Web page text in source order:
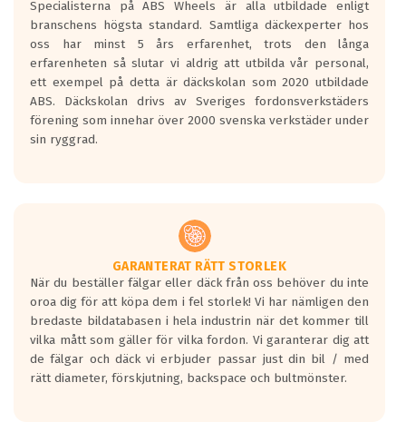
längsta.
Inga D eller G betyg delas ut för
personbilar och lätta lastbilar.
Betyget sätts efter ett test där däcken
skall bromsa in på en väg där det ligger
0.5-1.5 mm vatten.
I 80km/h kommer skillnaden på
Vid körning i över 50km/h brukar
rullmotståndets ljud överträffa
motorljudet.
På däckmärkningen kommer det finnas
en symbol av ett däck med vågar. Hög
bullernivå markeras med svarta vågor
medans de vita vågorna påvisar om det är
ett tyst däck.
Specialisterna på ABS Wheels är alla utbildade enligt
branschens högsta standard. Samtliga däckexperter hos
oss har minst 5 års erfarenhet, trots den långa
erfarenheten så slutar vi aldrig att utbilda vår personal,
ett exempel på detta är däckskolan som 2020 utbildade
ABS. Däckskolan drivs av Sveriges fordonsverkstäders
förening som innehar över 2000 svenska verkstäder under
sin ryggrad.
GARANTERAT RÄTT STORLEK
När du beställer fälgar eller däck från oss behöver du inte
oroa dig för att köpa dem i fel storlek! Vi har nämligen den
bredaste bildatabasen i hela industrin när det kommer till
vilka mått som gäller för vilka fordon. Vi garanterar dig att
de fälgar och däck vi erbjuder passar just din bil / med
rätt diameter, förskjutning, backspace och bultmönster.